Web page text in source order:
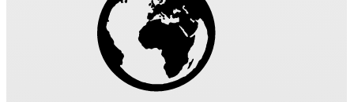
formées amont-aval, dimensions et perçages suivant DIN 24155.
Boîtes à bornes externe.
Hélice axiale à haut rendement, pales en aluminium profilées et
équilibrées dynamiquement selon VDI 2060 classe 6,3 et DIN ISO